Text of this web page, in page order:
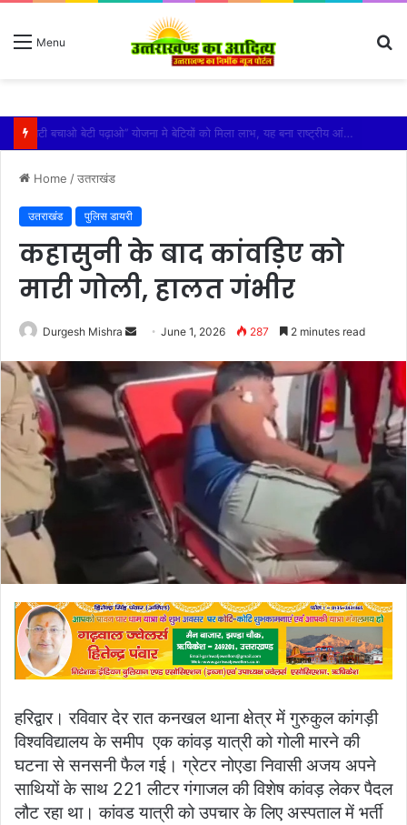
Menu
विशिष्ट पहचान बना रही है आदि कैलाश परिक्रमा: महाराज
Home /उतराखंड
उतराखंड पुलिस डायरी
कहासुनी के बाद कांवड़िए को
मारी गोली, हालत गंभीर
Durgesh Mishra
Send
email
June 1, 2026 287 2 minutes read
हरिद्वार। रविवार देर रात कनखल थाना क्षेत्र में गुरुकुल कांगड़ी
विश्वविद्यालय के समीप एक कांवड़ यात्री को गोली मारने की
घटना से सनसनी फैल गई। ग्रेटर नोएडा निवासी अजय अपने
साथियों के साथ 221 लीटर गंगाजल की विशेष कांवड़ लेकर पैदल
लौट रहा था। कांवड यात्री को उपचार के लिए अस्पताल में भर्ती